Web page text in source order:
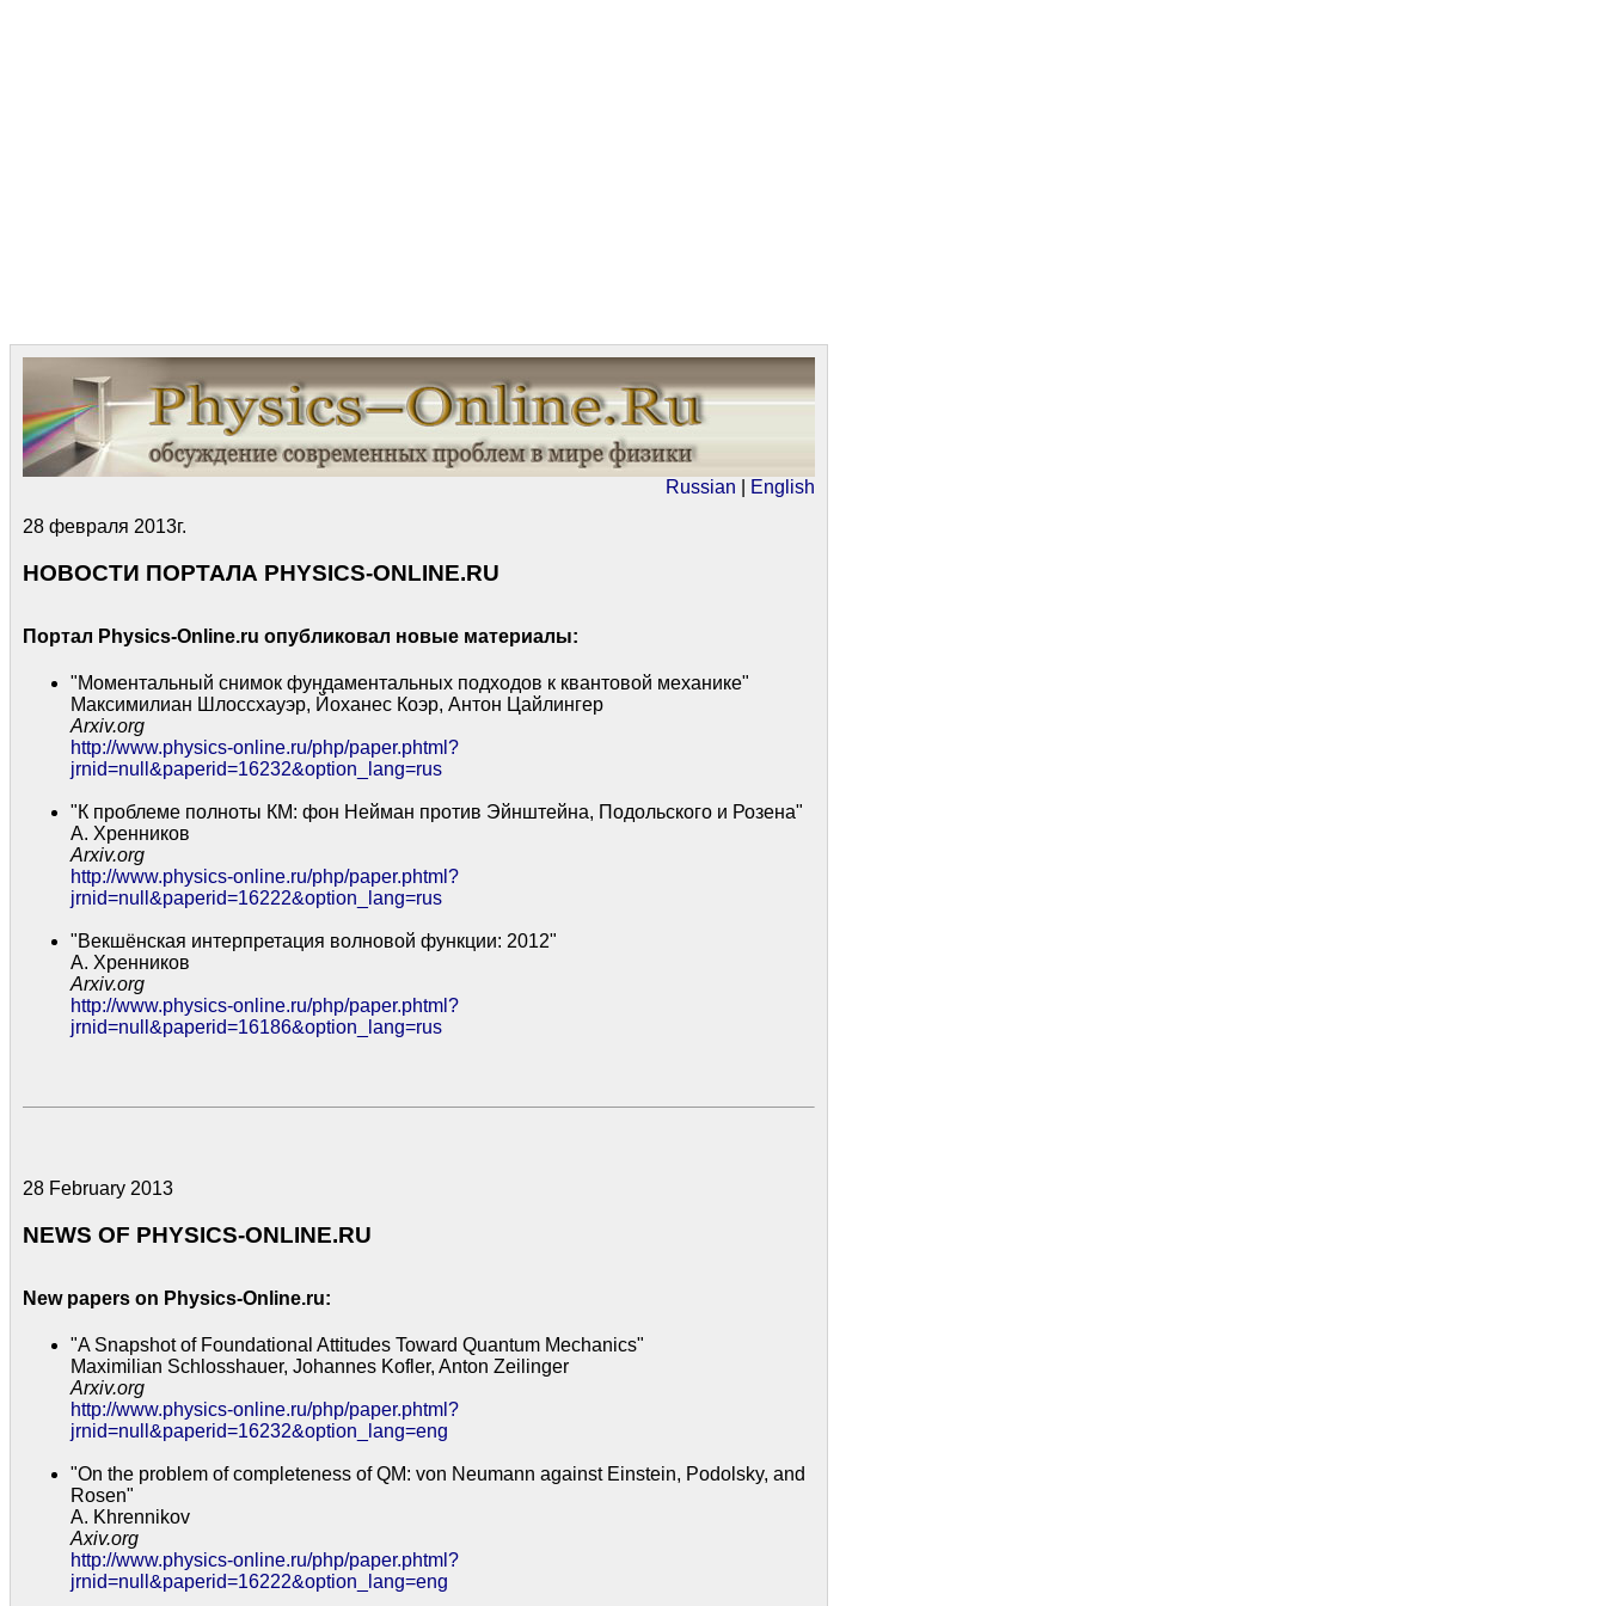
Russian
English
28 февраля 2013г.
НОВОСТИ ПОРТАЛА PHYSICS-ONLINE.RU
Портал Physics-Online.ru опубликовал новые материалы:
"Моментальный снимок фундаментальных подходов к квантовой механике"
Максимилиан Шлоссхауэр, Йоханес Коэр, Антон Цайлингер
Arxiv.org
http://www.physics-online.ru/php/paper.phtml?
jrnid=null&paperid=16232&option_lang=rus
"К проблеме полноты КМ: фон Нейман против Эйнштейна, Подольского и Розена"
А. Хренников
Arxiv.org
http://www.physics-online.ru/php/paper.phtml?
jrnid=null&paperid=16222&option_lang=rus
"Векшёнская интерпретация волновой функции: 2012"
А. Хренников
Arxiv.org
http://www.physics-online.ru/php/paper.phtml?
jrnid=null&paperid=16186&option_lang=rus
28 February 2013
NEWS OF PHYSICS-ONLINE.RU
New papers on Physics-Online.ru:
"A Snapshot of Foundational Attitudes Toward Quantum Mechanics"
Maximilian Schlosshauer, Johannes Kofler, Anton Zeilinger
Arxiv.org
http://www.physics-online.ru/php/paper.phtml?
jrnid=null&paperid=16232&option_lang=eng
"On the problem of completeness of QM: von Neumann against Einstein, Podolsky, and
Rosen"
A. Khrennikov
Axiv.org
http://www.physics-online.ru/php/paper.phtml?
jrnid=null&paperid=16222&option_lang=eng